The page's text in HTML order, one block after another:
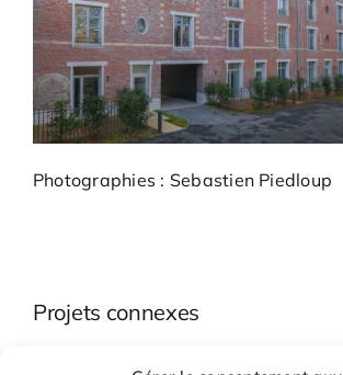
Photographies : Sebastien Piedloup
Projets connexes
Réhabilitation